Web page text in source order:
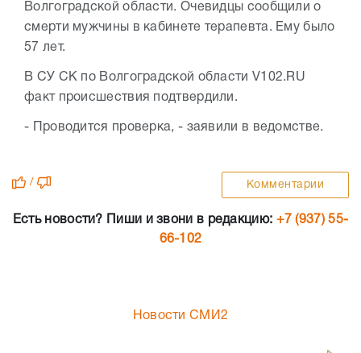
Волгоградской области. Очевидцы сообщили о
смерти мужчины в кабинете терапевта. Ему было
57 лет.
В СУ СК по Волгоградской области V102.RU
факт происшествия подтвердили.
- Проводится проверка, - заявили в ведомстве.
/ Комментарии
Есть новости? Пиши и звони в редакцию: +7 (937) 55-
66-102
Новости СМИ2